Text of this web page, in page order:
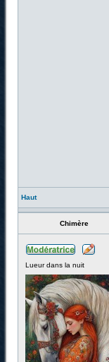
Haut
Chimère
Lueur dans la nuit